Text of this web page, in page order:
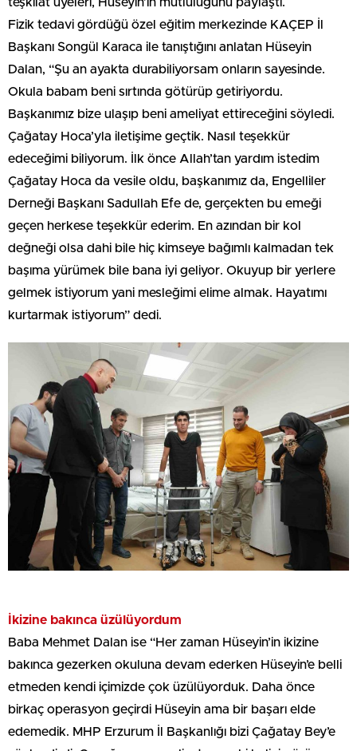
teşkilat üyeleri, Hüseyin’in mutluluğunu paylaştı.
Fizik tedavi gördüğü özel eğitim merkezinde KAÇEP İl
Başkanı Songül Karaca ile tanıştığını anlatan Hüseyin
Dalan, “Şu an ayakta durabiliyorsam onların sayesinde.
Okula babam beni sırtında götürüp getiriyordu.
Başkanımız bize ulaşıp beni ameliyat ettireceğini söyledi.
Çağatay Hoca’yla iletişime geçtik. Nasıl teşekkür
edeceğimi biliyorum. İlk önce Allah’tan yardım istedim
Çağatay Hoca da vesile oldu, başkanımız da, Engelliler
Derneği Başkanı Sadullah Efe de, gerçekten bu emeği
geçen herkese teşekkür ederim. En azından bir kol
değneği olsa dahi bile hiç kimseye bağımlı kalmadan tek
başıma yürümek bile bana iyi geliyor. Okuyup bir yerlere
gelmek istiyorum yani mesleğimi elime almak. Hayatımı
kurtarmak istiyorum” dedi.
İkizine bakınca üzülüyordum
Baba Mehmet Dalan ise “Her zaman Hüseyin’in ikizine
bakınca gezerken okuluna devam ederken Hüseyin’e belli
etmeden kendi içimizde çok üzülüyorduk. Daha önce
birkaç operasyon geçirdi Hüseyin ama bir başarı elde
edemedik. MHP Erzurum İl Başkanlığı bizi Çağatay Bey’e